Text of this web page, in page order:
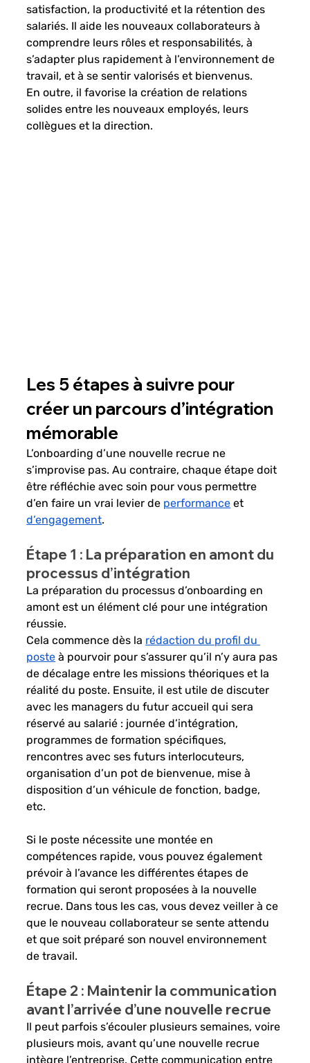
satisfaction, la productivité et la rétention des
salariés. Il aide les nouveaux collaborateurs à
comprendre leurs rôles et responsabilités, à
s’adapter plus rapidement à l’environnement de
travail, et à se sentir valorisés et bienvenus.
En outre, il favorise la création de relations
solides entre les nouveaux employés, leurs
collègues et la direction.
Les 5 étapes à suivre pour
créer un parcours d’intégration
mémorable
L’onboarding d’une nouvelle recrue ne
s’improvise pas. Au contraire, chaque étape doit
être réfléchie avec soin pour vous permettre
d’en faire un vrai levier de performance et
d’engagement.
Étape 1 : La préparation en amont du
processus d’intégration
La préparation du processus d’onboarding en
amont est un élément clé pour une intégration
réussie.
Cela commence dès la rédaction du profil du
poste à pourvoir pour s’assurer qu’il n’y aura pas
de décalage entre les missions théoriques et la
réalité du poste. Ensuite, il est utile de discuter
avec les managers du futur accueil qui sera
réservé au salarié : journée d’intégration,
programmes de formation spécifiques,
rencontres avec ses futurs interlocuteurs,
organisation d’un pot de bienvenue, mise à
disposition d’un véhicule de fonction, badge,
etc.
Si le poste nécessite une montée en
compétences rapide, vous pouvez également
prévoir à l’avance les différentes étapes de
formation qui seront proposées à la nouvelle
recrue. Dans tous les cas, vous devez veiller à ce
que le nouveau collaborateur se sente attendu
et que soit préparé son nouvel environnement
de travail.
Étape 2 : Maintenir la communication
avant l’arrivée d’une nouvelle recrue
Il peut parfois s’écouler plusieurs semaines, voire
plusieurs mois, avant qu’une nouvelle recrue
intègre l’entreprise. Cette communication entre